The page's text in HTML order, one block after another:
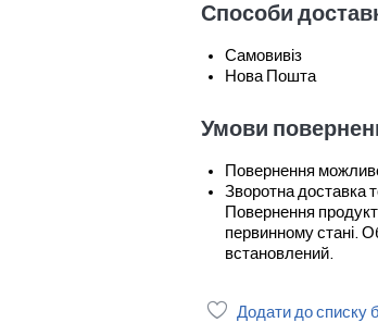
Способи
Самовивіз
Нова Пошта
Умови
Повернення
Зворотна доставка
Повернення
первинному стані.
встановлений.
Додати до списку